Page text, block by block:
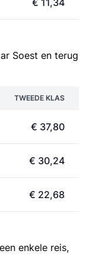
€ 11,34
Soest en terug
TWEEDE KLAS
€ 37,80
€ 30,24
€ 22,68
enkele reis,